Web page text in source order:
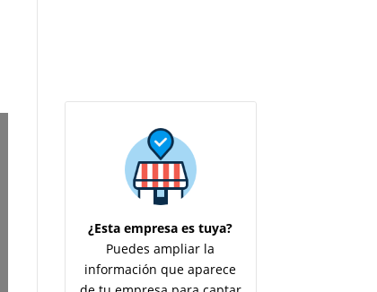
¿Esta empresa es tuya?
Puedes ampliar la
información que aparece